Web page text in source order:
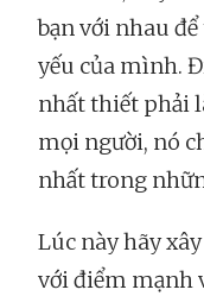
bạn với nhau
yếu của mình.
nhất thiết phải
mọi người, nó
nhất trong
Lúc này hãy
với điểm mạnh